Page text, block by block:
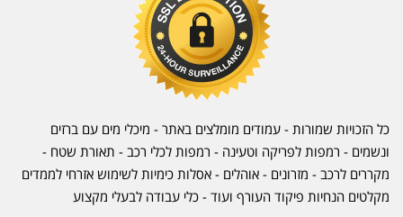
כל הזכויות שמורות - עמודים מומלצים באתר - מיכלי מים עם ברזים
ונשמים - רמפות לפריקה וטעינה - רמפות לכלי רכב - תאורת שטח -
מקררים לרכב - מזרונים - אוהלים - אסלות כימיות לשימוש אזרחי לממדים
מקלטים הנחיות פיקוד העורף ועוד - כלי עבודה לבעלי מקצוע